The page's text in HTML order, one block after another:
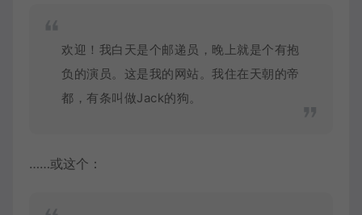
未填写名称则按顺序【课程1】以此类推 播放
未填写名称则按顺序【课程1】以此类推
未填写名称则按顺序【课程1】以此类推
欢迎！我白天是个邮递员，晚上就是个有抱
负的演员。这是我的网站。我住在天朝的帝
都，有条叫做Jack的狗。
……或这个：